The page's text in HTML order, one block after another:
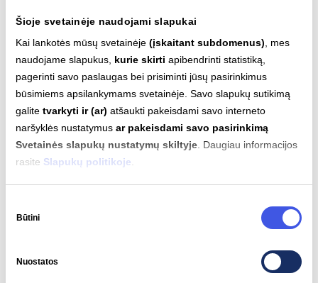
Šioje svetainėje naudojami slapukai
Kai lankotės mūsų svetainėje(įskaitant subdomenus), mes
naudojame slapukus, kurie skirti apibendrinti statistiką,
pagerinti savo paslaugas bei prisiminti jūsų pasirinkimus
būsimiems apsilankymams svetainėje. Savo slapukų sutikimą
galitetvarkyti ir (ar) atšaukti pakeisdami savo interneto
naršyklės nustatymusar pakeisdami savo pasirinkimą
Svetainės slapukų nustatymų skiltyje. Daugiau informacijos
rasite Slapukų politikoje.
pasirinkimas
Būtini
Nuostatos